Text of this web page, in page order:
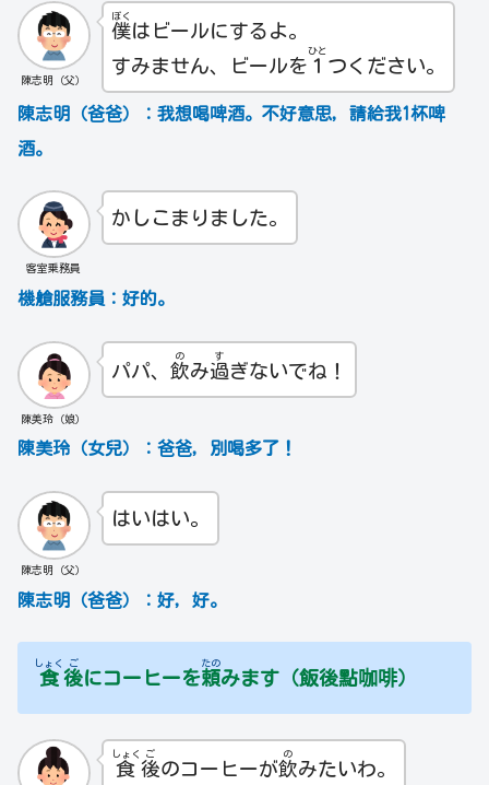
陳志明（父）
僕
ぼく
はビールにするよ。
すみません、ビールを １
ひと
つください。
陳志明（爸爸）：我想喝啤酒。不好意思，請給我1杯啤
酒。
客室乗務員
かしこまりました。
機艙服務員：好的。
陳美玲（娘）
パパ、 飲
の
み過
す
ぎないでね！
陳美玲（女兒）：爸爸，別喝多了！
陳志明（父）
はいはい。
陳志明（爸爸）：好，好。
食
しょく
後
ご
にコーヒーを頼
たの
みます（飯後點咖啡）
食
しょく
後
ご
のコーヒーが飲
の
みたいわ。